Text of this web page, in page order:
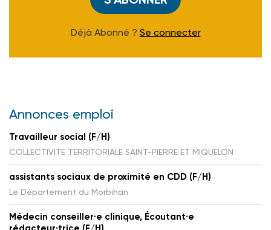
Déjà Abonné ? Se connecter
Annonces emploi
Travailleur social (F/H)
COLLECTIVITE TERRITORIALE SAINT-PIERRE ET MIQUELON
assistants sociaux de proximité en CDD (F/H)
Le Département du Morbihan
Médecin conseiller·e clinique, Écoutant·e